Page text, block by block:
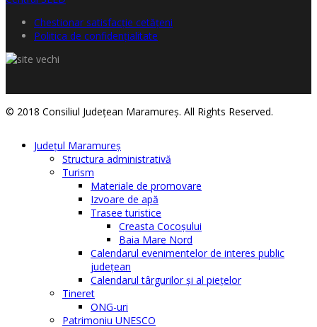
Chestionar satisfacţie cetăţeni
Politica de confidențialitate
© 2018 Consiliul Judeţean Maramureş. All Rights Reserved.
Judeţul Maramureş
Structura administrativă
Turism
Materiale de promovare
Izvoare de apă
Trasee turistice
Creasta Cocoșului
Baia Mare Nord
Calendarul evenimentelor de interes public
judeţean
Calendarul târgurilor şi al pieţelor
Tineret
ONG-uri
Patrimoniu UNESCO